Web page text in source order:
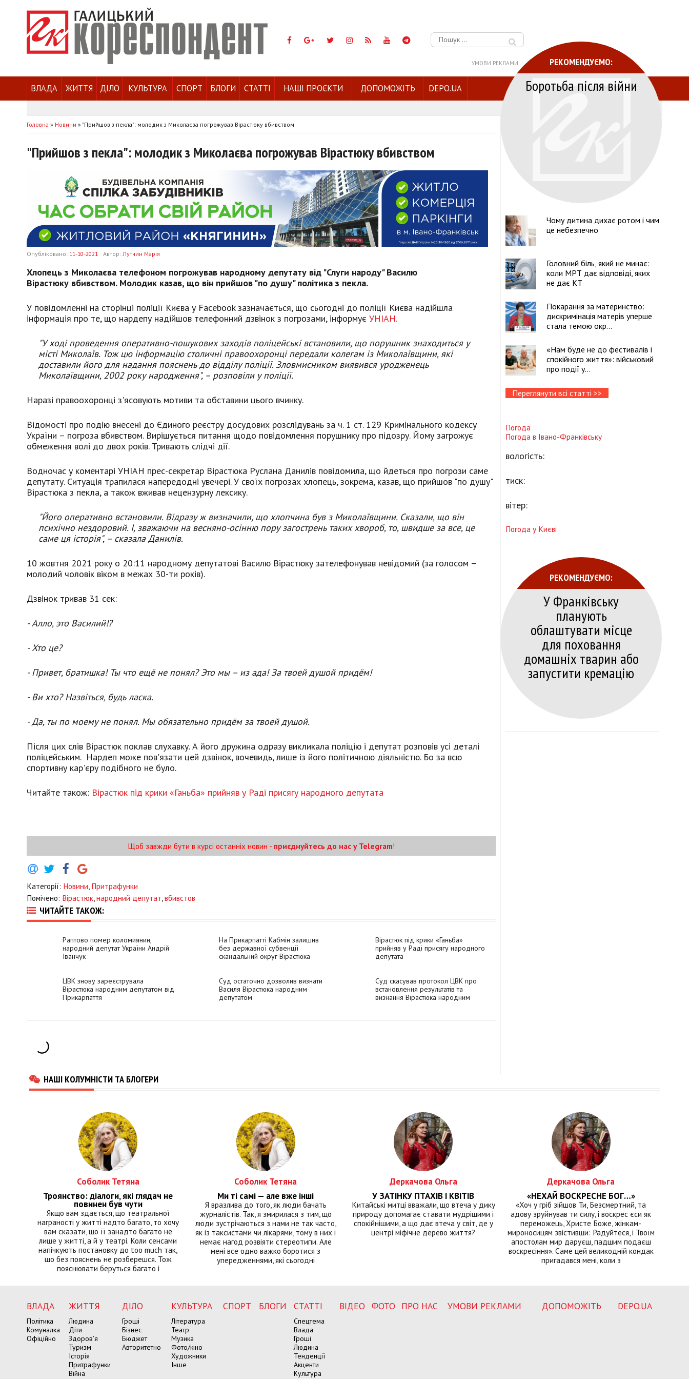
Пошук:
УМОВИ РЕКЛАМИ
ВЛАДА ЖИТТЯ ДІЛО КУЛЬТУРА СПОРТ БЛОГИ СТАТТІ НАШІ ПРОЄКТИ ДОПОМОЖІТЬ DEPO.UA
Головна » Новини » "Прийшов з пекла": молодик з Миколаєва погрожував Вірастюку вбивством
"Прийшов з пекла": молодик з Миколаєва погрожував Вірастюку вбивством
Опубліковано: 11-10-2021 Автор: Лутчин Марія
Хлопець з Миколаєва телефоном погрожував народному депутату від "Слуги народу" Василю
Вірастюку вбивством. Молодик казав, що він прийшов "по душу" політика з пекла.
У повідомленні на сторінці поліції Києва у Facebook зазначається, що сьогодні до поліції Києва надійшла
інформація про те, що нардепу надійшов телефонний дзвінок з погрозами, інформує УНІАН.
"У ході проведення оперативно-пошукових заходів поліцейські встановили, що порушник знаходиться у
місті Миколаїв. Тож цю інформацію столичні правоохоронці передали колегам із Миколаївщини, які
доставили його для надання пояснень до відділу поліції. Зловмисником виявився уродженець
Миколаївщини, 2002 року народження", – розповіли у поліції.
Наразі правоохоронці з'ясовують мотиви та обставини цього вчинку.
Відомості про подію внесені до Єдиного реєстру досудових розслідувань за ч. 1 ст. 129 Кримінального кодексу
України – погроза вбивством. Вирішується питання щодо повідомлення порушнику про підозру. Йому загрожує
обмеження волі до двох років. Тривають слідчі дії.
Водночас у коментарі УНІАН прес-секретар Вірастюка Руслана Данилів повідомила, що йдеться про погрози саме
депутату. Ситуація трапилася напередодні увечері. У своїх погрозах хлопець, зокрема, казав, що прийшов "по душу"
Вірастюка з пекла, а також вживав нецензурну лексику.
"Його оперативно встановили. Відразу ж визначили, що хлопчина був з Миколаївщини. Сказали, що він
психічно нездоровий. І, зважаючи на весняно-осінню пору загострень таких хвороб, то, швидше за все, це
саме ця історія", – сказала Данилів.
10 жовтня 2021 року о 20:11 народному депутатові Василю Вірастюку зателефонував невідомий (за голосом –
молодий чоловік віком в межах 30-ти років).
Дзвінок тривав 31 сек:
- Алло, это Василий!?
- Хто це?
- Привет, братишка! Ты что ещё не понял? Это мы – из ада! За твоей душой придём!
- Ви хто? Назвіться, будь ласка.
- Да, ты по моему не понял. Мы обязательно придём за твоей душой.
Після цих слів Вірастюк поклав слухавку. А його дружина одразу викликала поліцію і депутат розповів усі деталі
поліцейським. Нардеп може пов'язати цей дзвінок, вочевидь, лише із його політичною діяльністю. Бо за всю
спортивну кар'єру подібного не було.
Читайте також: Вірастюк під крики «Ганьба» прийняв у Раді присягу народного депутата
Щоб завжди бути в курсі останніх новин - приєднуйтесь до нас у Telegram!
Категорії: Новини, Притрафунки
Помічено: Вірастюк,народний депутат,вбивстов
ЧИТАЙТЕ ТАКОЖ:
Раптово помер коломиянин,
народний депутат України Андрій
Іванчук
На Прикарпатті Кабмін залишив
без державної субвенції
скандальний округ Вірастюка
Вірастюк під крики «Ганьба»
прийняв у Раді присягу народного
депутата
ЦВК знову зареєструвала
Вірастюка народним депутатом від
Прикарпаття
Суд остаточно дозволив визнати
Василя Вірастюка народним
депутатом
Суд скасував протокол ЦВК про
встановлення результатів та
визнання Вірастюка народним
РЕКОМЕНДУЄМО:
Боротьба після війни
Чому дитина дихає ротом і чим
це небезпечно
Головний біль, який не минає:
коли МРТ дає відповіді, яких
не дає КТ
Покарання за материнство:
дискримінація матерів уперше
стала темою окр...
«Нам буде не до фестивалів і
спокійного життя»: військовий
про події у...
Переглянути всі статті >>
Погода
Погода в Івано-Франківську
вологість:
тиск:
вітер:
Погода у Києві
РЕКОМЕНДУЄМО:
У Франківську
планують
облаштувати місце
для поховання
домашніх тварин або
запустити кремацію
НАШІ КОЛУМНІСТИ ТА БЛОГЕРИ
Соболик Тетяна
Троянство: діалоги, які глядач не
повинен був чути
Якщо вам здається, що театральної
награності у житті надто багато, то хочу
вам сказати, що її занадто багато не
лише у житті, а й у театрі. Коли сенсами
напічкують постановку до too much так,
що без пояснень не розберешся. Тож
пояснювати беруться багато і
Соболик Тетяна
Ми ті самі — але вже інші
Я вразлива до того, як люди бачать
журналістів. Так, я змирилася з тим, що
люди зустрічаються з нами не так часто,
як із таксистами чи лікарями, тому в них і
немає нагод розвіяти стереотипи. Але
мені все одно важко боротися з
упередженнями, які сьогодні
Деркачова Ольга
У ЗАТІНКУ ПТАХІВ І КВІТІВ
Китайські митці вважали, що втеча у дику
природу допомагає ставати мудрішими і
спокійнішими, а що дає втеча у світ, де у
центрі міфічне дерево життя?
Деркачова Ольга
«НЕХАЙ ВОСКРЕСНЕ БОГ…»
«Хоч у гріб зійшов Ти, Безсмертний, та
адову зруйнував ти силу, і воскрес єси як
переможець, Христе Боже, жінкам-
мироносицям звістивши: Радуйтеся, і Твоїм
апостолам мир даруєш, падшим подаєш
воскресіння». Саме цей великодній кондак
пригадався мені, коли з
ВЛАДА
Політика
Комуналка
Офіційно
ЖИТТЯ
Людина
Діти
Здоров’я
Туризм
Історія
Притрафунки
Війна
ДІЛО
Гроші
Бізнес
Бюджет
Авторитетно
КУЛЬТУРА
Література
Театр
Музика
Фото/кіно
Художники
Інше
СПОРТ БЛОГИ СТАТТІ
Спецтема
Влада
Гроші
Людина
Тенденції
Акценти
Культура
ВІДЕО ФОТО ПРО НАС УМОВИ РЕКЛАМИ ДОПОМОЖІТЬ DEPO.UA